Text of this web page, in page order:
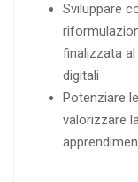
Sviluppare
finalizzata
digitali
Potenziare
valorizzare